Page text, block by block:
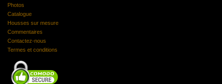
Photos
Catalogue
Housses sur mesure
Commentaires
Contactez-nous
Termes et conditions